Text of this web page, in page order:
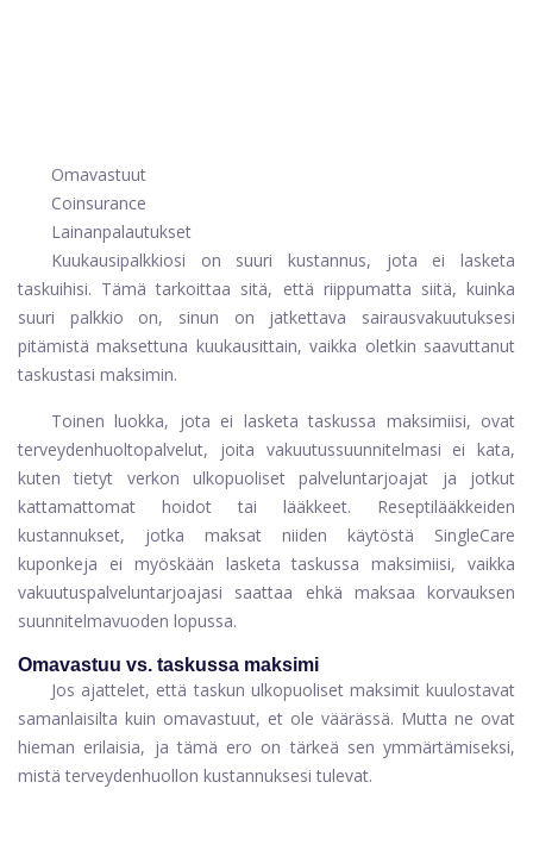
Omavastuut
Coinsurance
Lainanpalautukset
Kuukausipalkkiosi on suuri kustannus, jota ei lasketa
taskuihisi. Tämä tarkoittaa sitä, että riippumatta siitä, kuinka
suuri palkkio on, sinun on jatkettava sairausvakuutuksesi
pitämistä maksettuna kuukausittain, vaikka oletkin saavuttanut
taskustasi maksimin.
Toinen luokka, jota ei lasketa taskussa maksimiisi, ovat
terveydenhuoltopalvelut, joita vakuutussuunnitelmasi ei kata,
kuten tietyt verkon ulkopuoliset palveluntarjoajat ja jotkut
kattamattomat hoidot tai lääkkeet. Reseptilääkkeiden
kustannukset, jotka maksat niiden käytöstä
SingleCare
kuponkeja ei myöskään lasketa taskussa maksimiisi, vaikka
vakuutuspalveluntarjoajasi saattaa ehkä maksaa korvauksen
suunnitelmavuoden lopussa.
Omavastuu vs. taskussa maksimi
Jos ajattelet, että taskun ulkopuoliset maksimit kuulostavat
samanlaisilta kuin omavastuut, et ole väärässä. Mutta ne ovat
hieman erilaisia, ja tämä ero on tärkeä sen ymmärtämiseksi,
mistä terveydenhuollon kustannuksesi tulevat.